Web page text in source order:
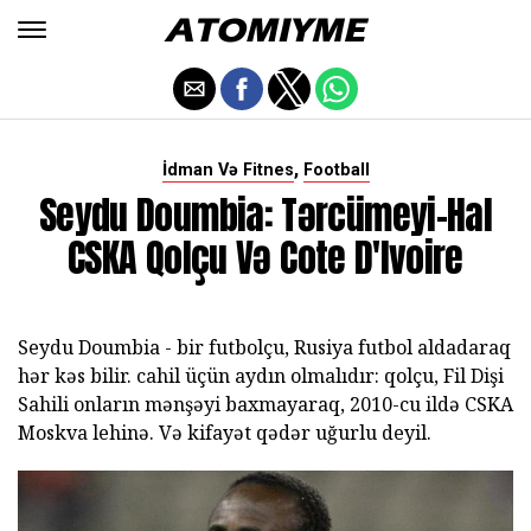
İdman Və Fitnes, Football
Seydu Doumbia: Tərcümeyi-Hal
CSKA Qolçu Və Cote D'Ivoire
Seydu Doumbia - bir futbolçu, Rusiya futbol aldadaraq
hər kəs bilir. cahil üçün aydın olmalıdır: qolçu, Fil Dişi
Sahili onların mənşəyi baxmayaraq, 2010-cu ildə CSKA
Moskva lehinə. Və kifayət qədər uğurlu deyil.